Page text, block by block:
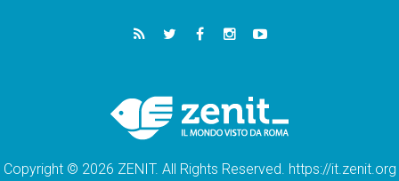
Copyright © 2026 ZENIT. All Rights Reserved. https://it.zenit.org